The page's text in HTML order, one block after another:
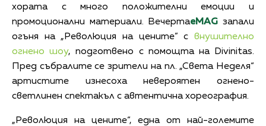
хората с много положителни емоции и
промоционални материали. ВечертаeMAG запали
огъня на „Революция на цените” с внушително
огнено шоу, подготвено с помощта на Divinitas.
Пред събралите се зрители на пл. „Света Неделя“
артистите изнесоха невероятен огнено-
светлинен спектакъл с автентична хореография.
„Революция на цените“, една от най-големите